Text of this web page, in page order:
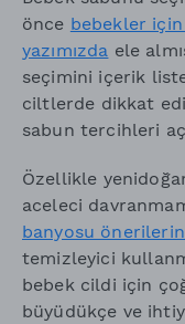
önce bebekler
yazımızda ele
seçimini içerik
ciltlerde dikkat
sabun tercihleri
Özellikle
aceleci
banyosu
temizleyici
bebek cildi için
büyüdükçe ve